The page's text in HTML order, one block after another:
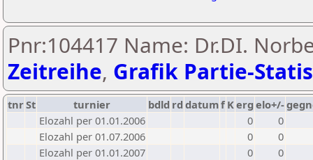
Pnr:104417 Name: Dr.DI.
Zeitreihe, Grafik Partie-
tnrSt turnier bdld rd datumf Kerg elo+/-
Elozahl per 01.01.2006
0
0
Elozahl per 01.07.2006
0
0
Elozahl per 01.01.2007
0
0